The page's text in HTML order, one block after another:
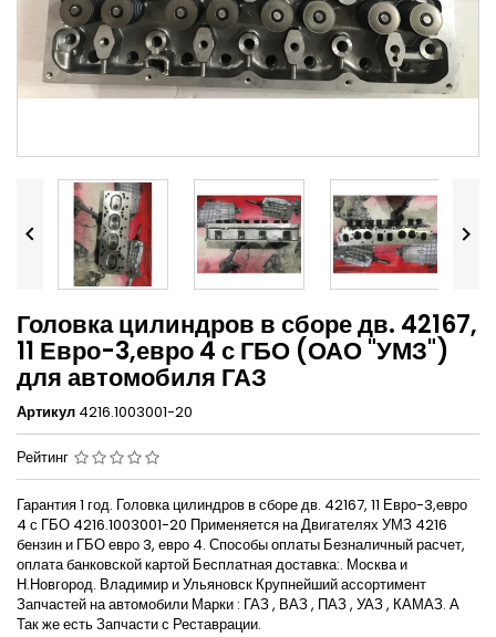
 
Головка цилиндров в сборе дв. 42167,
11 Евро-3,евро 4 с ГБО (ОАО "УМЗ")
для автомобиля ГАЗ
Артикул 4216.1003001-20
Рейтинг
Гарантия 1 год. Головка цилиндров в сборе дв. 42167, 11 Евро-3,евро
4 с ГБО 4216.1003001-20 Применяется на Двигателях УМЗ 4216
бензин и ГБО евро 3, евро 4. Способы оплаты Безналичный расчет,
оплата банковской картой Бесплатная доставка:. Москва и
Н.Новгород. Владимир и Ульяновск Крупнейший ассортимент
Запчастей на автомобили Марки : ГАЗ , ВАЗ , ПАЗ , УАЗ , КАМАЗ. А
Так же есть Запчасти с Реставрации.